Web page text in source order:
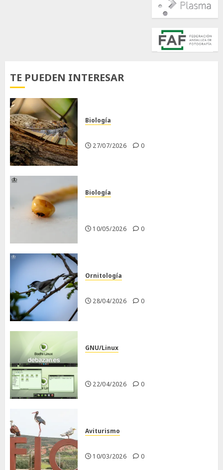
TE PUEDEN INTERESAR
Biología
27/07/2026 0
Biología
10/05/2026 0
Ornitología
28/04/2026 0
GNU/Linux
22/04/2026 0
Aviturismo
10/03/2026 0